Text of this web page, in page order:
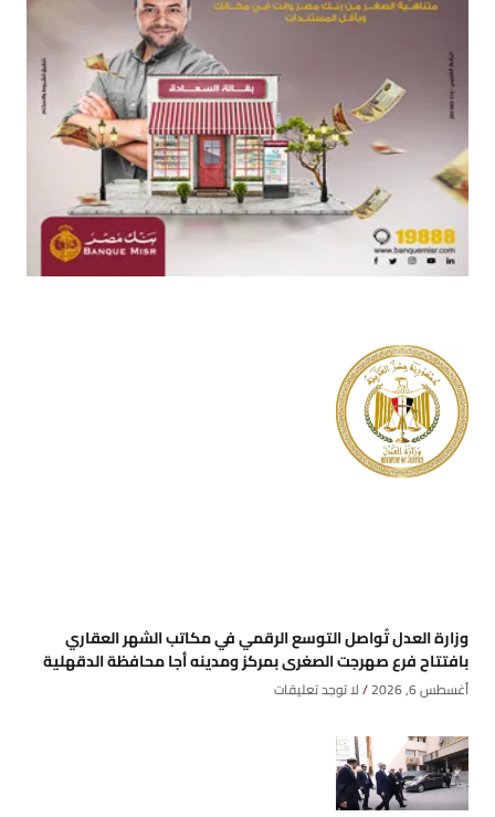
وزارة العدل تُواصل التوسع الرقمي في مكاتب الشهر العقاري
بافتتاح فرع صهرجت الصغرى بمركز ومدينه أجا محافظة الدقهلية
أغسطس 6, 2026 لا توجد تعليقات